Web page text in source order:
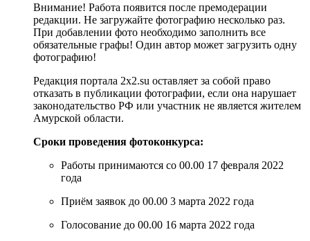
Внимание! Работа появится после премодерации
редакции. Не загружайте фотографию несколько раз.
При добавлении фото необходимо заполнить все
обязательные графы! Один автор может загрузить одну
фотографию!
Редакция портала 2х2.su оставляет за собой право
отказать в публикации фотографии, если она нарушает
законодательство РФ или участник не является жителем
Амурской области.
Сроки проведения фотоконкурса:
Работы принимаются со 00.00 17 февраля 2022
года
Приём заявок до 00.00 3 марта 2022 года
Голосование до 00.00 16 марта 2022 года